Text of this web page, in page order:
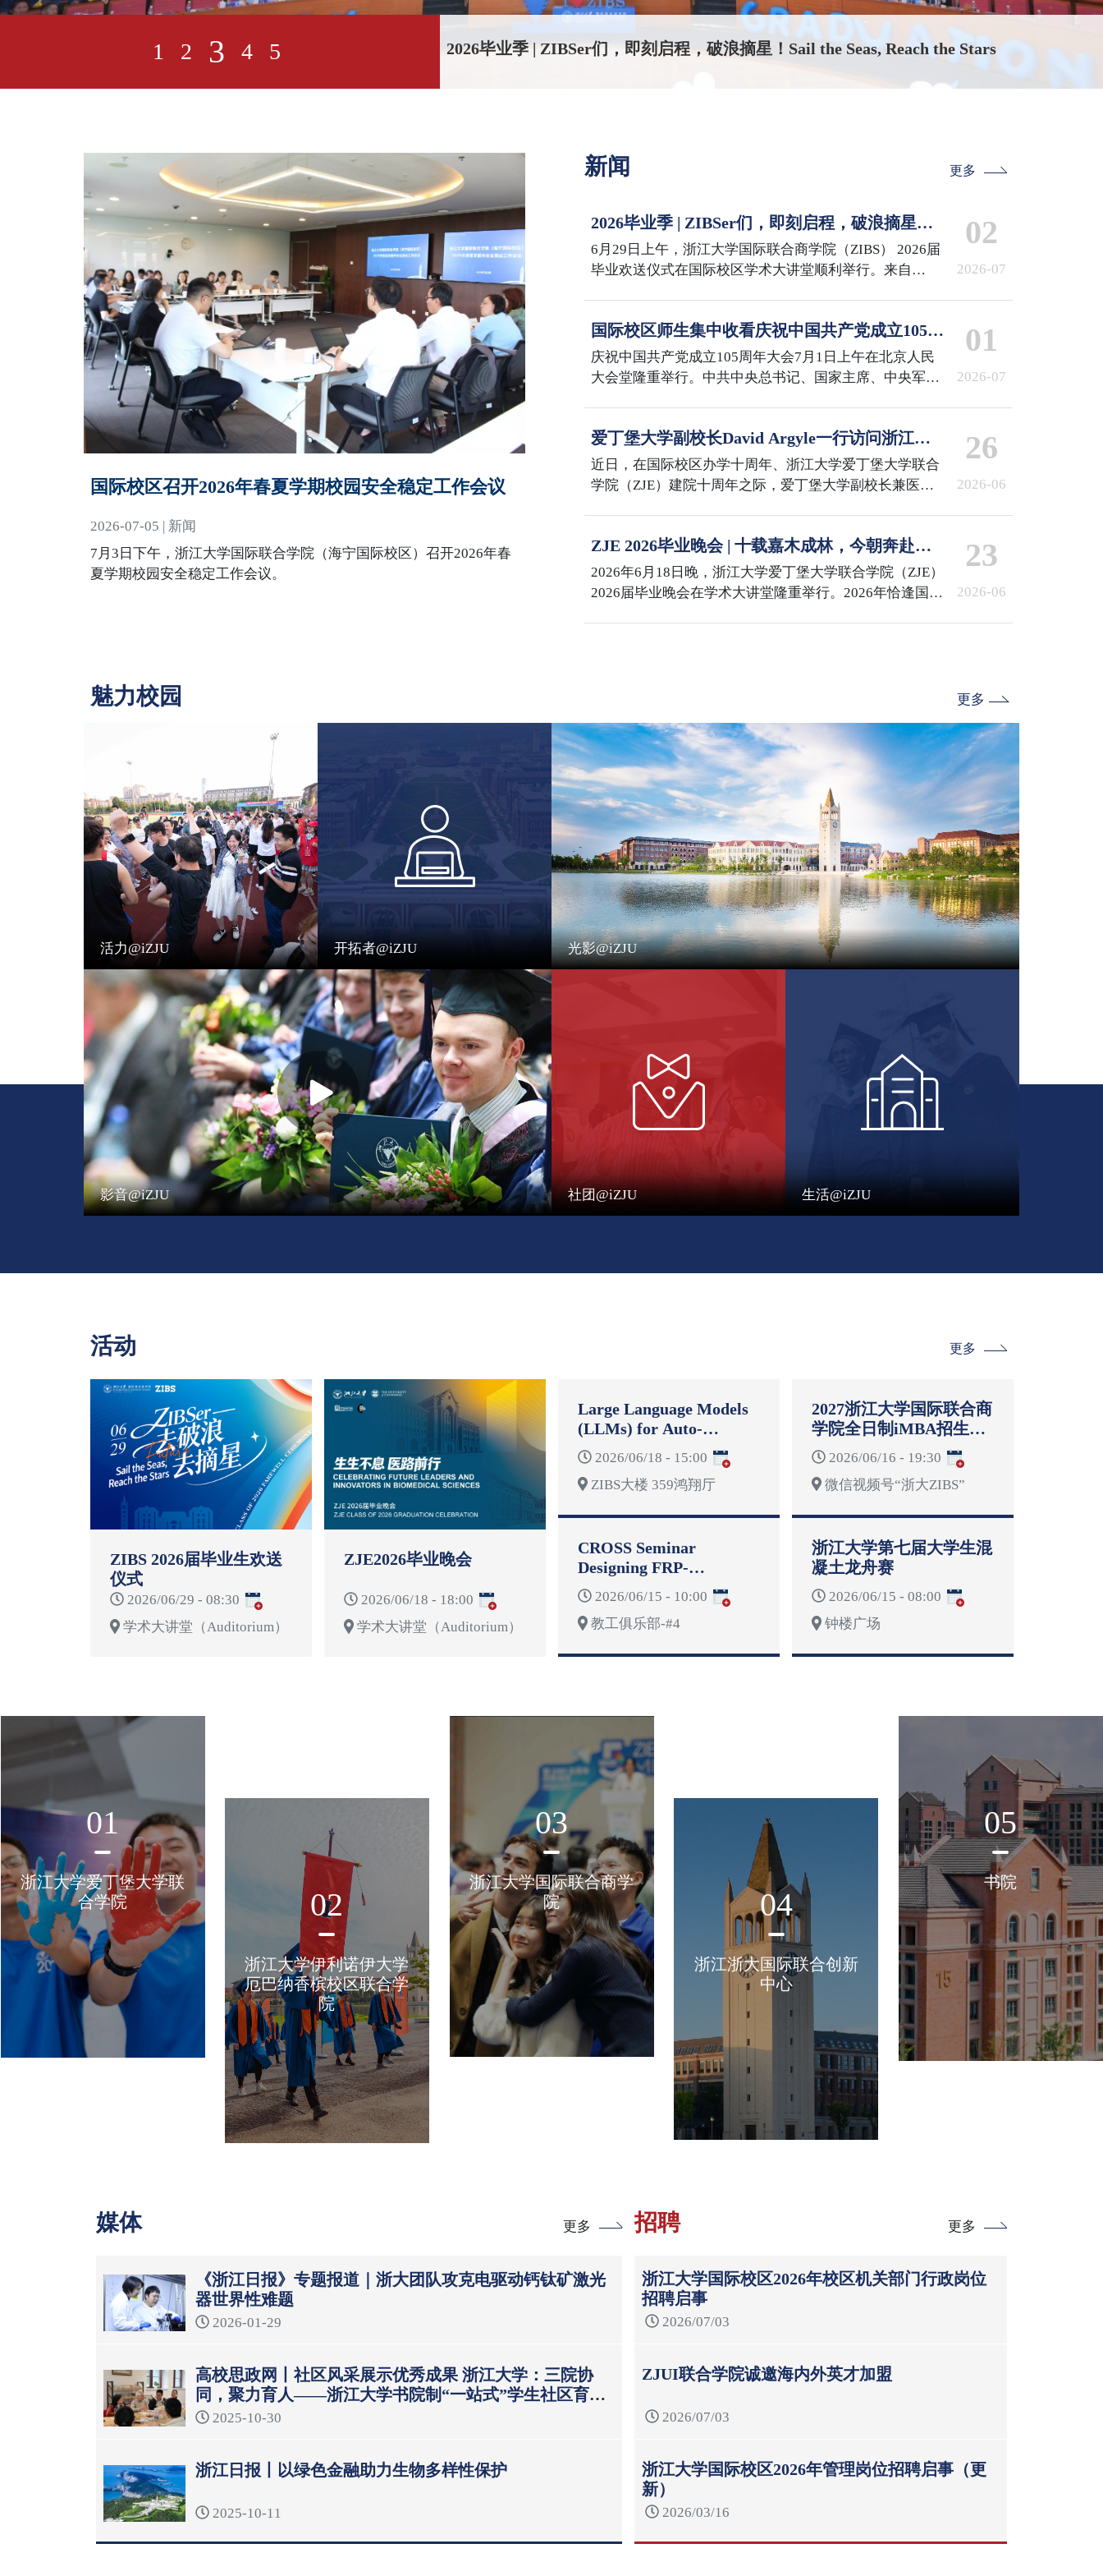
三连冠！国际校区学子成功卫冕浙大本科生男篮“三好杯”冠军
1 2 3 4 5
国际校区召开2026年春夏学期校园安全稳定工作会议
2026-07-05 | 新闻
7月3日下午，浙江大学国际联合学院（海宁国际校区）召开2026年春
夏学期校园安全稳定工作会议。
新闻 更多
2026毕业季 | ZIBSer们，即刻启程，破浪摘星！
Sail the Seas, Reach the Stars
6月29日上午，浙江大学国际联合商学院（ZIBS） 2026届
毕业欢送仪式在国际校区学术大讲堂顺利举行。来自
02
2026-07
国际校区师生集中收看庆祝中国共产党成立105周
年大会
庆祝中国共产党成立105周年大会7月1日上午在北京人民
大会堂隆重举行。中共中央总书记、国家主席、中央军委
全国先进基层党组织进行了表彰。国际校区百余名师生代
表在校区多功能厅集中收看了庆祝大会直播。
01
2026-07
爱丁堡大学副校长David Argyle一行访问浙江大
学国际校区
近日，在国际校区办学十周年、浙江大学爱丁堡大学联合
学院（ZJE）建院十周年之际，爱丁堡大学副校长兼医学
士在紫金港校区会见了David Argyle副校长一行。随后，
代表团赴浙江大学国际校区参访。国际校区党委书记兼副
院长李敏与代表团举行座谈。ZJE院长柯越海、…
26
2026-06
ZJE 2026毕业晚会 | 十载嘉木成林，今朝奔赴山
海
2026年6月18日晚，浙江大学爱丁堡大学联合学院（ZJE）
2026届毕业晚会在学术大讲堂隆重举行。2026年恰逢国际
23
2026-06
魅力校园 更多
活力@iZJU 开拓者@iZJU 光影@iZJU
影音@iZJU 社团@iZJU 生活@iZJU
活动 更多
ZIBS 2026届毕业生欢送
仪式
2026/06/29 - 08:30
学术大讲堂（Auditorium）
ZJE2026毕业晚会
2026/06/18 - 18:00
学术大讲堂（Auditorium）
Large Language Models
(LLMs) for Auto-
Formulation and Auto-
Reformulation
2026/06/18 - 15:00
ZIBS大楼 359鸿翔厅
2027浙江大学国际联合商
学院全日制iMBA招生启
动说明会
2026/06/16 - 19:30
微信视频号“浙大ZIBS”
CROSS Seminar
Designing FRP-
Reinforced Concrete
Structures for
Deformability
2026/06/15 - 10:00
教工俱乐部-#4
浙江大学第七届大学生混
凝土龙舟赛
2026/06/15 - 08:00
钟楼广场
01
浙江大学爱丁堡大学联
合学院
02
浙江大学伊利诺伊大学
厄巴纳香槟校区联合学
院
03
浙江大学国际联合商学
院
04
浙江浙大国际联合创新
中心
05
书院
媒体 更多
《浙江日报》专题报道｜浙大团队攻克电驱动钙钛矿激光
器世界性难题
2026-01-29
高校思政网丨社区风采展示优秀成果 浙江大学：三院协
同，聚力育人——浙江大学书院制“一站式”学生社区育人
模式2025-10-30
浙江日报丨以绿色金融助力生物多样性保护
2025-10-11
招聘 更多
浙江大学国际校区2026年校区机关部门行政岗位
招聘启事
2026/07/03
ZJUI联合学院诚邀海内外英才加盟
2026/07/03
浙江大学国际校区2026年管理岗位招聘启事（更
新）
2026/03/16